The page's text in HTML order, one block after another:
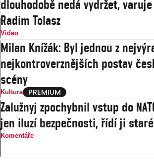
dlouhodobě nedá vydržet,
Radim Tolasz
Video
Milan Knížák: Byl jednou z
nejkontroverznějších postav
scény
Kultura
Zalužnyj zpochybnil vstup do
jen iluzí bezpečnosti, řídí ji
Komentáře